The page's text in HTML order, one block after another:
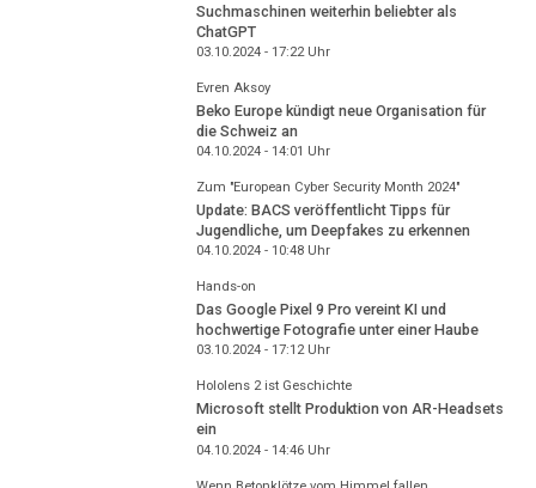
Suchmaschinen weiterhin beliebter als
ChatGPT
03.10.2024 - 17:22Uhr
Evren Aksoy
Beko Europe kündigt neue Organisation für
die Schweiz an
04.10.2024 - 14:01 Uhr
Zum "European Cyber Security Month 2024"
Update: BACS veröffentlicht Tipps für
Jugendliche, um Deepfakes zu erkennen
04.10.2024 - 10:48Uhr
Hands-on
Das Google Pixel 9 Pro vereint KI und
hochwertige Fotografie unter einer Haube
03.10.2024 - 17:12Uhr
Hololens 2 ist Geschichte
Microsoft stellt Produktion von AR-Headsets
ein
04.10.2024 - 14:46Uhr